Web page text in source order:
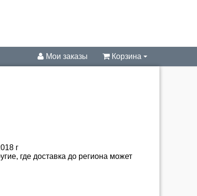
Мои заказы Корзина
г
где доставка до региона может